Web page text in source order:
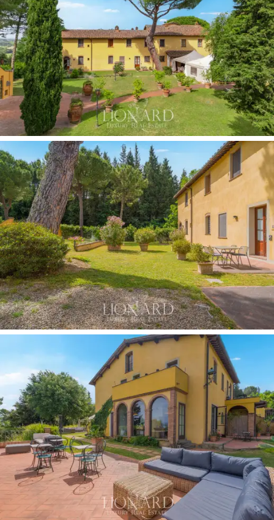
ordenados, olivais centenários e bosques
exuberantesabraçam o olhar até o horizonte.
Este resort de agroturismo foi criado a partir de uma
antiga casa de fazenda toscana,preservada e
reformada seguindo a tradição local:vigas de madeira
expostas, pisos de terracota e cores quentes e
naturaiscriam uma atmosfera acolhedora e familiar,
onde cada detalhe fala de cuidado meticuloso e
profundo respeito pela terra.
Avila principaldispõe de11 apartamentosde
diversos tipos:7 apartamentos de dois quartos, 2
apartamentos de três quartos, 1 apartamento de
quatro quartos e 1 estúdio, todos mobiliados em
estilo rústico, com vista panorâmica e conforto
moderno. Os apartamentos dispõem de cozinha, sala
de estar e quartos aconchegantes, perfeitos para
receber hóspedes italianos e internacionais.
As áreas comuns incluem uma amplasala de café da
caracterizada por tetos altos comabóbadas
em cruzariae perfis de pedra Pietra Serena, iluminada
de forma a realçar o dinamismo das formas. Desta sala,
há acesso direto ao exterior e a umacozinha
profissional, também ideal para a realização de
eventos e cerimônias.
A propriedade também inclui umanexo térreo de 80
m²,atualmente usado para armazenamento, mas com
possibilidade de expansãoou conversão em espaço
adicional para morar.